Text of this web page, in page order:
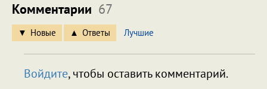
Комментарии 67
Новые Ответы Лучшие
Войдите, чтобы оставить комментарий.